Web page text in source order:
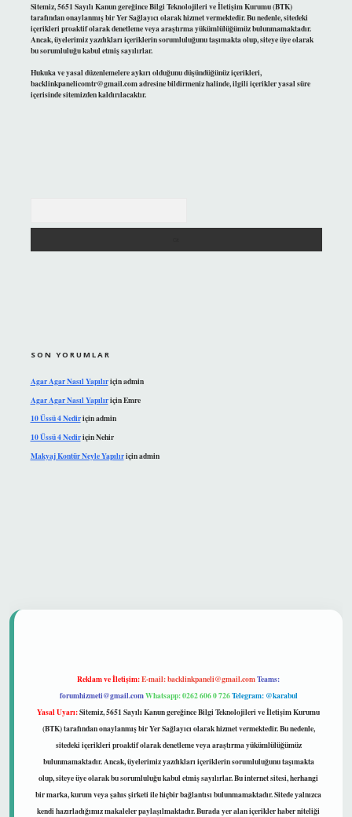
Sitemiz, 5651 Sayılı Kanun gereğince Bilgi Teknolojileri ve İletişim Kurumu (BTK)
tarafından onaylanmış bir Yer Sağlayıcı olarak hizmet vermektedir. Bu nedenle, sitedeki
içerikleri proaktif olarak denetleme veya araştırma yükümlülüğümüz bulunmamaktadır.
Ancak, üyelerimiz yazdıkları içeriklerin sorumluluğunu taşımakta olup, siteye üye olarak
bu sorumluluğu kabul etmiş sayılırlar.
Hukuka ve yasal düzenlemelere aykırı olduğunu düşündüğünüz içerikleri,
backlinkpanelicomtr@gmail.comadresine bildirmeniz halinde, ilgili içerikler yasal süre
içerisinde sitemizden kaldırılacaktır.
SON YORUMLAR
Agar Agar Nasıl Yapılıriçinadmin
Agar Agar Nasıl YapılıriçinEmre
10 Üssü 4 Nediriçinadmin
10 Üssü 4 NediriçinNehir
Makyaj Kontür Neyle Yapılıriçinadmin
Reklam ve İletişim:E-mail:backlinkpaneli@gmail.comTeams:
forumhizmeti@gmail.comWhatsapp: 0262 606 0 726Telegram: @karabul
Yasal Uyarı:Sitemiz, 5651 Sayılı Kanun gereğince Bilgi Teknolojileri ve İletişim Kurumu
(BTK) tarafından onaylanmış bir Yer Sağlayıcı olarak hizmet vermektedir. Bu nedenle,
sitedeki içerikleri proaktif olarak denetleme veya araştırma yükümlülüğümüz
bulunmamaktadır. Ancak, üyelerimiz yazdıkları içeriklerin sorumluluğunu taşımakta
olup, siteye üye olarak bu sorumluluğu kabul etmiş sayılırlar. Bu internet sitesi, herhangi
bir marka, kurum veya şahıs şirketi ile hiçbir bağlantısı bulunmamaktadır. Sitede yalnızca
kendi hazırladığımız makaleler paylaşılmaktadır. Burada yer alan içerikler haber niteliği